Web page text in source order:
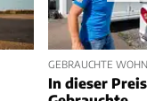
GEBRAUCHTE
In dieser